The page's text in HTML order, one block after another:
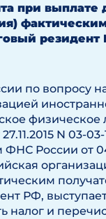
при выплате
по вопросу
N 03-
России от
РФ,
налог и